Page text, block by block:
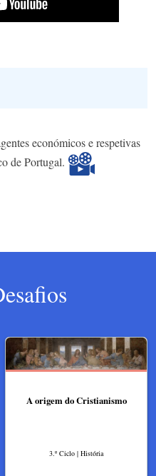
económicos e respetivas
de Portugal.
A origem do Cristianismo
3.º Ciclo | História